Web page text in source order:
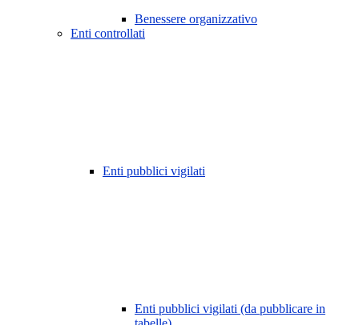
Benessere organizzativo
Enti controllati
Enti pubblici vigilati
Enti pubblici vigilati (da pubblicare in